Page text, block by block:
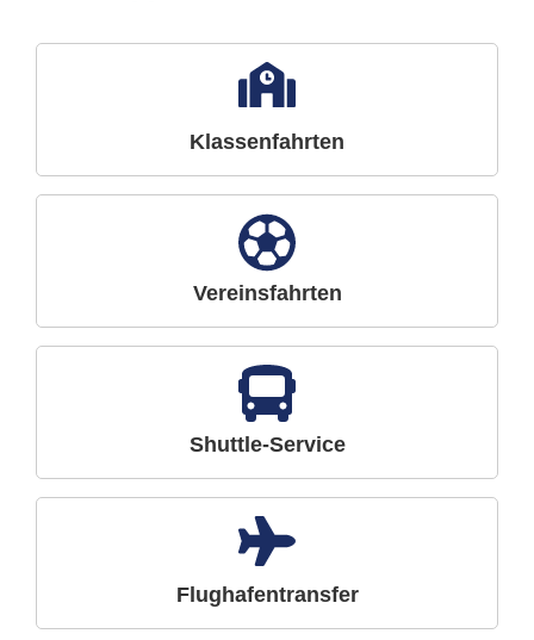
Klassenfahrten
Vereinsfahrten
Shuttle-Service
Flughafentransfer